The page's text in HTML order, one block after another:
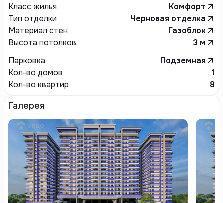
Класс жилья
Комфорт
Тип отделки
Черновая отделка
Материал стен
Газоблок
Высота потолков
3 м
Парковка
Подземная
Кол-во домов
1
Кол-во квартир
8
Галерея